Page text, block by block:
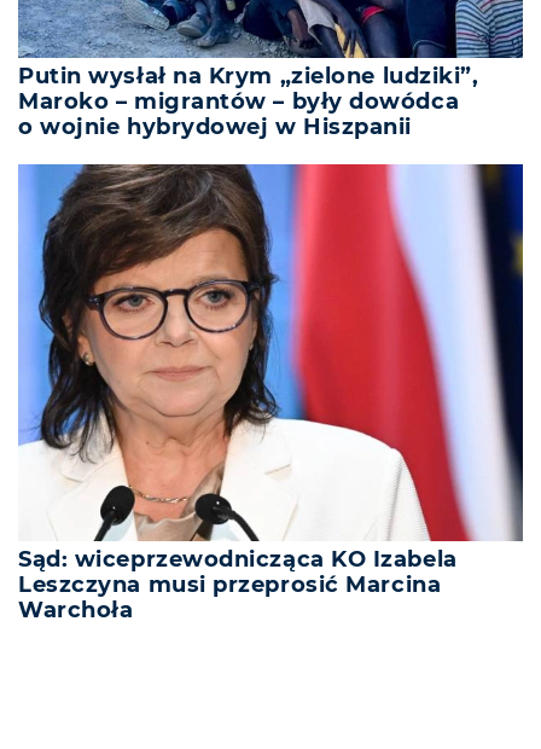
Putin wysłał na Krym „zielone ludziki”,
Maroko – migrantów – były dowódca
o wojnie hybrydowej w Hiszpanii
Sąd: wiceprzewodnicząca KO Izabela
Leszczyna musi przeprosić Marcina
Warchoła